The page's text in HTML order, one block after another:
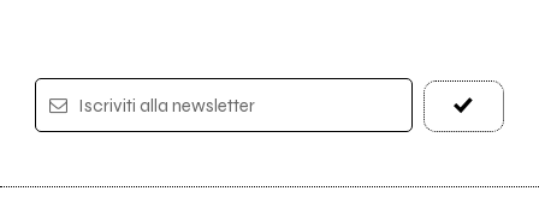
Iscriviti alla newsletter